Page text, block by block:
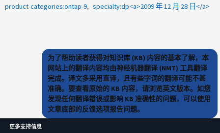
product-categories:ontap-9
specialty:dp<a>2009 年 12 月 28 日</a>
为了帮助读者获得对知识库 (KB) 内容的基本了解，本
网站上的翻译内容均由神经机器翻译 (NMT) 工具翻译
完成。译文多采用直译，且有些字词的翻译可能不甚
准确。要查看原始的 KB 内容，请浏览英文版本。如您
发现任何翻译错误或影响 KB 准确性的问题，可以使用
文章底部的反馈选项报告问题。
更多支持信息